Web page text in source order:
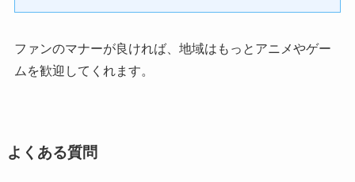
ファンのマナーが良ければ、地域はもっとアニメやゲー
ムを歓迎してくれます。
よくある質問